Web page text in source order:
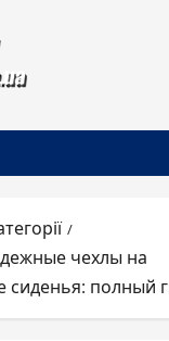
чехлы на
полный